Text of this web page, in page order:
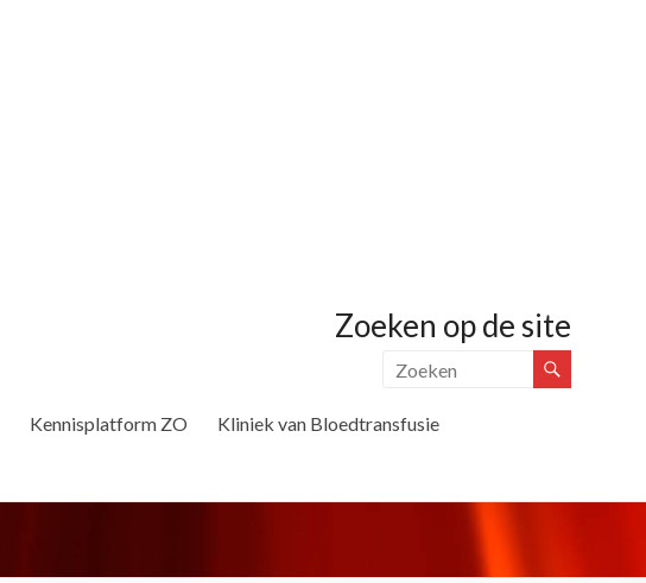
Zoeken op de site
Kennisplatform ZO
Kliniek van Bloedtransfusie